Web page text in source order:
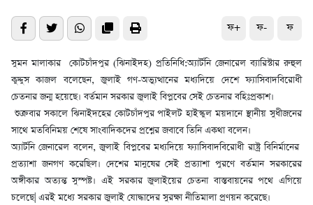
ফ+ ফ- ফ
সুমন মালাকার কোটচাঁদপুর (ঝিনাইদহ) প্রতিনিধি:অ্যার্টনি জেনারেল ব্যারিস্টার রুহুল
কুদ্দুস কাজল বলেছেন, জুলাই গণ-অভ্যুত্থানের মধ্যদিয়ে দেশে ফ্যাসিবাদবিরোধী
চেতনার জন্ম হয়েছে। বর্তমান সরকার জুলাই বিপ্লবের সেই চেতনার বহিঃপ্রকাশ।
শুক্রবার সকালে ঝিনাইদহের কোটচাঁদপুর পাইলট হাইস্কুল ময়দানে স্থানীয় সুধীজনের
সাথে মতবিনিময় শেষে সাংবাদিকদের প্রশ্নের জবাবে তিনি একথা বলেন।
অ্যার্টনি জেনারেল বলেন, জুলাই বিপ্লবের মধ্যদিয়ে ফ্যাসিবাদবিরোধী রাষ্ট্র বিনির্মানের
প্রত্যাশা জনগণ করেছিল। দেশের মানুষের সেই প্রত্যাশা পুরণে বর্তমান সরকারের
অঙ্গীকার অত্যন্ত সুস্পষ্ট। এই সরকার জুলাইয়ের চেতনা বাস্তবায়নের পথে এগিয়ে
চলেছে| এরই মধ্যে সরকার জুলাই যোদ্ধাদের সুরক্ষা নীতিমালা প্রণয়ন করেছে।